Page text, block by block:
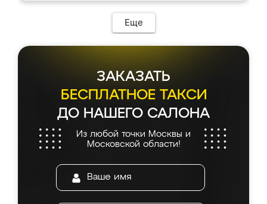
Еще
ЗАКАЗАТЬ
БЕСПЛАТНОЕ ТАКСИ
ДО НАШЕГО САЛОНА
Из любой точки Москвы и
Московской области!